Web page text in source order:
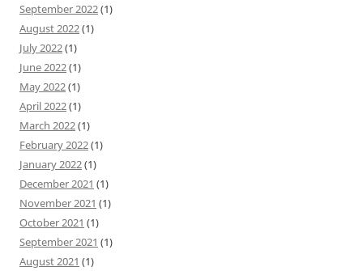
September 2022(1)
August 2022(1)
July 2022(1)
June 2022(1)
May 2022(1)
April 2022(1)
March 2022(1)
February 2022(1)
January 2022(1)
December 2021 (1)
November 2021 (1)
October 2021 (1)
September 2021 (1)
August 2021 (1)